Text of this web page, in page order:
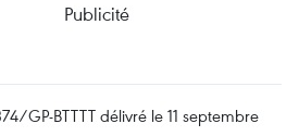
Publicité
GP-BTTTT délivré le 11 septembre